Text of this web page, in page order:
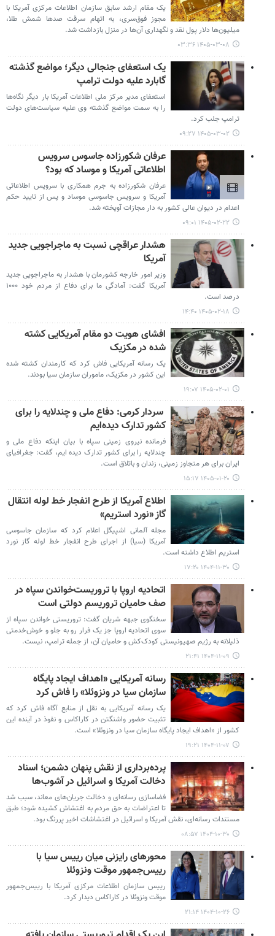
یک مقام ارشد سابق سازمان اطلاعات مرکزی آمریکا با
مجوز فوق‌سری، به اتهام سرقت صدها شمش طلا،
میلیون‌ها دلار پول نقد و نگهداری آن‌ها در منزل بازداشت شد.
۱۴۰۵-۰۳-۰۸ ۰۳:۳۶
یک استعفای جنجالی دیگر؛ مواضع گذشته
گابارد علیه دولت ترامپ
استعفای مدیر مرکز ملی اطلاعات آمریکا بار دیگر نگاه‌ها
را به سمت مواضع گذشته وی علیه سیاست‌های دولت
ترامپ جلب کرد.
۱۴۰۵-۰۳-۰۲ ۰۹:۲۷
عرفان شکورزاده جاسوس سرویس
اطلاعاتی آمریکا و موساد که بود؟
عرفان شکورزاده به جرم همکاری با سرویس اطلاعاتی
آمریکا و سرویس جاسوسی موساد و پس از تایید حکم
اعدام در دیوان عالی کشور به دار مجازات آویخته شد.
۱۴۰۵-۰۲-۲۲ ۰۹:۰۱
هشدار عراقچی نسبت به ماجراجویی جدید
آمریکا
وزیر امور خارجه کشورمان با هشدار به ماجراجویی جدید
آمریکا گفت: آمادگی ما برای دفاع از مردم‌ خود ۱۰۰۰
درصد است.
۱۴۰۵-۰۲-۱۸ ۱۴:۴۰
افشای هویت دو مقام آمریکایی کشته
شده در مکزیک
یک رسانه آمریکایی فاش کرد که کارمندان کشته شده
این کشور در مکزیک، ماموران سازمان سیا بودند.
۱۴۰۵-۰۲-۰۱ ۱۹:۰۷
سردار کرمی: دفاع ملی و چندلایه را برای
کشور تدارک دیده‌ایم
فرمانده نیروی زمینی سپاه با بیان اینکه دفاع ملی و
چندلایه را برای کشور تدارک دیده ایم، گفت: جغرافیای
ایران برای هر متجاوز زمینی، زندان و باتلاق است.
۱۴۰۵-۰۱-۲۰ ۱۵:۱۷
اطلاع آمریکا از طرح انفجار خط لوله انتقال
گاز «نورد استریم»
مجله آلمانی اشپیگل اعلام کرد که سازمان جاسوسی
آمریکا (سیا) از اجرای طرح انفجار خط لوله گاز نورد
استریم اطلاع داشته است.
۱۴۰۴-۱۱-۳۰ ۱۷:۲۰
اتحادیه اروپا با تروریست‌خواندن سپاه در
صف حامیان تروریسم دولتی است
سخنگوی جبهه شریان گفت: تروریستی خواندن سپاه از
سوی اتحادیه اروپا جز یک فرار رو به جلو و خوش‌خدمتی
ذلیلانه به رژیم صهیونیستی کودک‌کش و حامیان آن، از جمله ترامپ، نیست.
۱۴۰۴-۱۱-۰۹ ۲۱:۴۱
رسانه آمریکایی «اهداف ایجاد پایگاه
سازمان سیا در ونزوئلا» را فاش کرد
یک رسانه آمریکایی به نقل از منابع آگاه فاش کرد که
تثبیت حضور واشنگتن در کاراکاس و نفوذ در آینده این
کشور از «اهداف ایجاد پایگاه سازمان سیا در ونزوئلا» است.
۱۴۰۴-۱۱-۰۷ ۱۹:۲۱
پرده‌برداری از نقش پنهان دشمن؛ اسناد
دخالت آمریکا و اسرائیل در آشوب‌ها
فضاسازی رسانه‌ای و دخالت جریان‌های معاند، سبب شد
تا اعتراضات به حق مردم به اغتشاش کشیده شود؛ طبق
مستندات رسانه‌ای، نقش آمریکا و اسرائیل در اغتشاشات اخیر پررنگ بود.
۱۴۰۴-۱۰-۳۰ ۰۸:۵۷
محورهای رایزنی میان رییس سیا با
رییس‌جمهور موقت ونزوئلا
رییس سازمان اطلاعات مرکزی آمریکا با رییس‌جمهور
موقت ونزوئلا در کاراکاس دیدار کرد.
۱۴۰۴-۱۰-۲۶ ۲۱:۱۴